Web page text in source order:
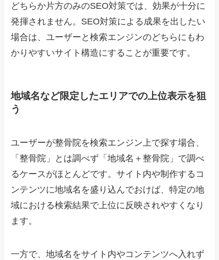
どちらか片方のみのSEO対策では、効果が十分に
発揮されません。SEO対策による成果を出したい
場合は、ユーザーと検索エンジンのどちらにもわ
かりやすいサイト構造にすることが重要です。
地域名など限定したエリアでの上位表示を狙
う
ユーザーが整骨院を検索エンジン上で探す場合、
「整骨院」とは調べず「地域名＋整骨院」で調べ
るケースがほとんどです。サイト内や制作するコ
ンテンツに地域名を盛り込んでおけば、特定の地
域における検索結果で上位に反映されやすくなり
ます。
一方で、地域名をサイト内やコンテンツへ入れず